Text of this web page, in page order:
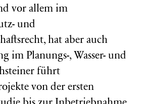
vor allem im
und
hat aber auch
im Planungs-, Wasser- und
führt
von der ersten